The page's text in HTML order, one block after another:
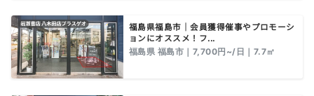
福島県福島市｜会員獲得催事やプロモーシ
ョンにオススメ！フ...
福島県 福島市｜7,700円~/日｜7.7㎡